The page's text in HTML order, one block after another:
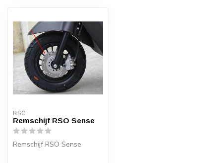
RSO
Remschijf RSO Sense
Remschijf RSO Sense